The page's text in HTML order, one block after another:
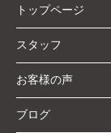
トップページ
スタッフ
お客様の声
ブログ